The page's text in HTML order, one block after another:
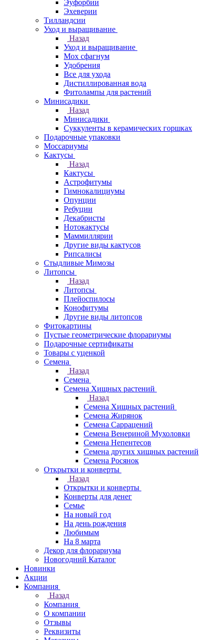
Эуфорбии
Эхеверии
Тилландсии
Уход и выращивание
Назад
Уход и выращивание
Мох сфагнум
Удобрения
Все для ухода
Дистиллированная вода
Фитолампы для растений
Минисадики
Назад
Минисадики
Суккуленты в керамических горшках
Подарочные упаковки
Моссариумы
Кактусы
Назад
Кактусы
Астрофитумы
Гимнокалициумы
Опунции
Ребуции
Декабристы
Нотокактусы
Маммиллярии
Другие виды кактусов
Рипсалисы
Стыдливые Мимозы
Литопсы
Назад
Литопсы
Плейоспилосы
Конофитумы
Другие виды литопсов
Фитокартины
Пустые геометрические флорариумы
Подарочные сертификаты
Товары с уценкой
Семена
Назад
Семена
Семена Хищных растений
Назад
Семена Хищных растений
Семена Жирянок
Семена Саррацений
Семена Венериной Мухоловки
Семена Непентесов
Семена других хищных растений
Семена Росянок
Открытки и конверты
Назад
Открытки и конверты
Конверты для денег
Семье
На новый год
На день рождения
Любимым
На 8 марта
Декор для флорариума
Новогодний Каталог
Новинки
Акции
Компания
Назад
Компания
О компании
Отзывы
Реквизиты